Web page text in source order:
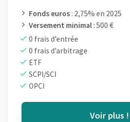
Fonds euros : 2,75% en 2025
Versement minimal : 500 €
0 frais d’entrée
0 frais d’arbitrage
ETF
SCPI/SCI
OPCI
Voir plus !